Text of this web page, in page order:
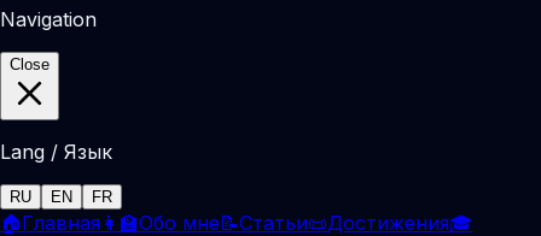
Navigation
Close
Lang / Язык
RU EN FR
🏠Главная 👩‍🏫Обо мне📝Статьи📜Достижения🎓